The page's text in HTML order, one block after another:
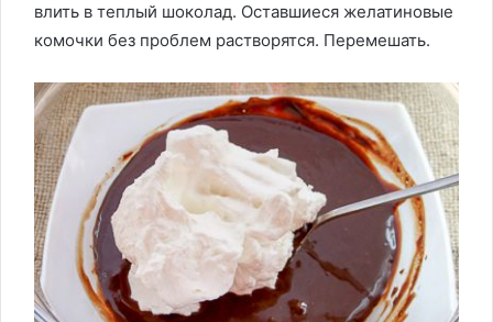
влить в теплый шоколад. Оставшиеся желатиновые
комочки без проблем растворятся. Перемешать.